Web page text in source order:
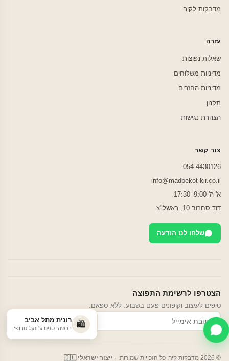
מדבקות לקיר
עזרה
שאלות נפוצות
מדיניות משלוחים
מדיניות החזרים
תקנון
הצהרת נגישות
צור קשר
054-4430126
info@madbekot-kir.co.il
א'-ה' 9:00–17:30
דוד סחרוב 10, ראשל"צ
שלחו לנו הודעה
הצטרפו לרשימת התפוצה
טיפים לעיצוב וקופונים פעם בשבוע. ללא ספאם.
הרשמה
© 2026 מדבקות קיר. כל הזכויות שמורות. · ייצור ישראלי 🇮🇱
🛍️ רונית מתל אביב
רכשה: טפט ג׳ונגל טרופי